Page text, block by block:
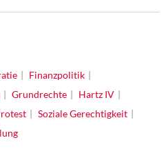
Finanzpolitik
Grundrechte
Hartz IV
Soziale Gerechtigkeit